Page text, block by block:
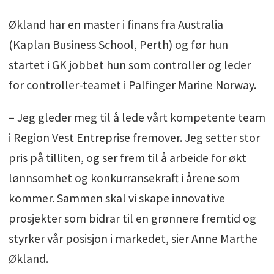
Økland har en master i finans fra Australia
(Kaplan Business School, Perth) og før hun
startet i GK jobbet hun som controller og leder
for controller-teamet i Palfinger Marine Norway.
– Jeg gleder meg til å lede vårt kompetente team
i Region Vest Entreprise fremover. Jeg setter stor
pris på tilliten, og ser frem til å arbeide for økt
lønnsomhet og konkurransekraft i årene som
kommer. Sammen skal vi skape innovative
prosjekter som bidrar til en grønnere fremtid og
styrker vår posisjon i markedet, sier Anne Marthe
Økland.